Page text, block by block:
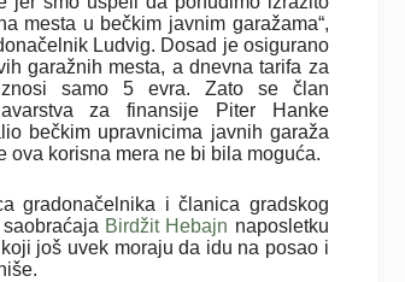
mesta u bečkim javnim garažama“,
Ludvig. Dosad je osigurano
garažnih mesta, a dnevna tarifa za
samo 5 evra. Zato se član
za finansije Piter Hanke
bečkim upravnicima javnih garaža
ova korisna mera ne bi bila moguća.
gradonačelnika i članica gradskog
Birdžit Hebajn naposletku
još uvek moraju da idu na posao i